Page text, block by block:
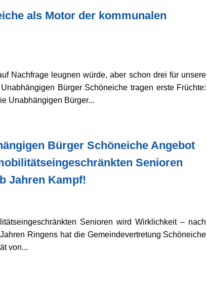
als Motor der kommunalen
Nachfrage leugnen würde, aber schon drei für unsere
Bürger Schöneiche tragen erste Früchte:
Unabhängigen Bürger...
Bürger Schöneiche Angebot
Senioren
Jahren Kampf!
Senioren wird Wirklichkeit – nach
Ringens hat die Gemeindevertretung Schöneiche
von...